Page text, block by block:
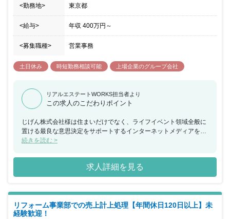
<勤務地> 東京都
<給与> 年収 400万円 ～
<募集職種> 営業事務
土日休み 時短勤務相談可能 上場企業のグループ会社
リアルエステートWORKS担当者より
この求人のこだわりポイント
じげん株式会社様は住まいだけでなく、ライフイベント領域全般に
置ける最良な意思決定をサポートするインターネットメディアを運
営しており、その中の主力事業である住まい領域は9年連続増収増
のではなく、お客様から頂いた要望に対して、もっとも良い解決策
はなんなのか、自分から積極的に考え、提案することができます。
そのため、自発的に行動し、事業をよくしていきたい方にオススメ
るため、裁量も同時に拡大される機会が多いのも魅力の一つとなっ
ております。また、この新規事業はSaaSモデルであり、お客様に
長く使い続けて頂くことが事業の成長につながるため、中長期にわ
続きを読む >
求人詳細を見る
リフォーム事業部での売上計上処理【年間休日120日以上】未
経験歓迎！